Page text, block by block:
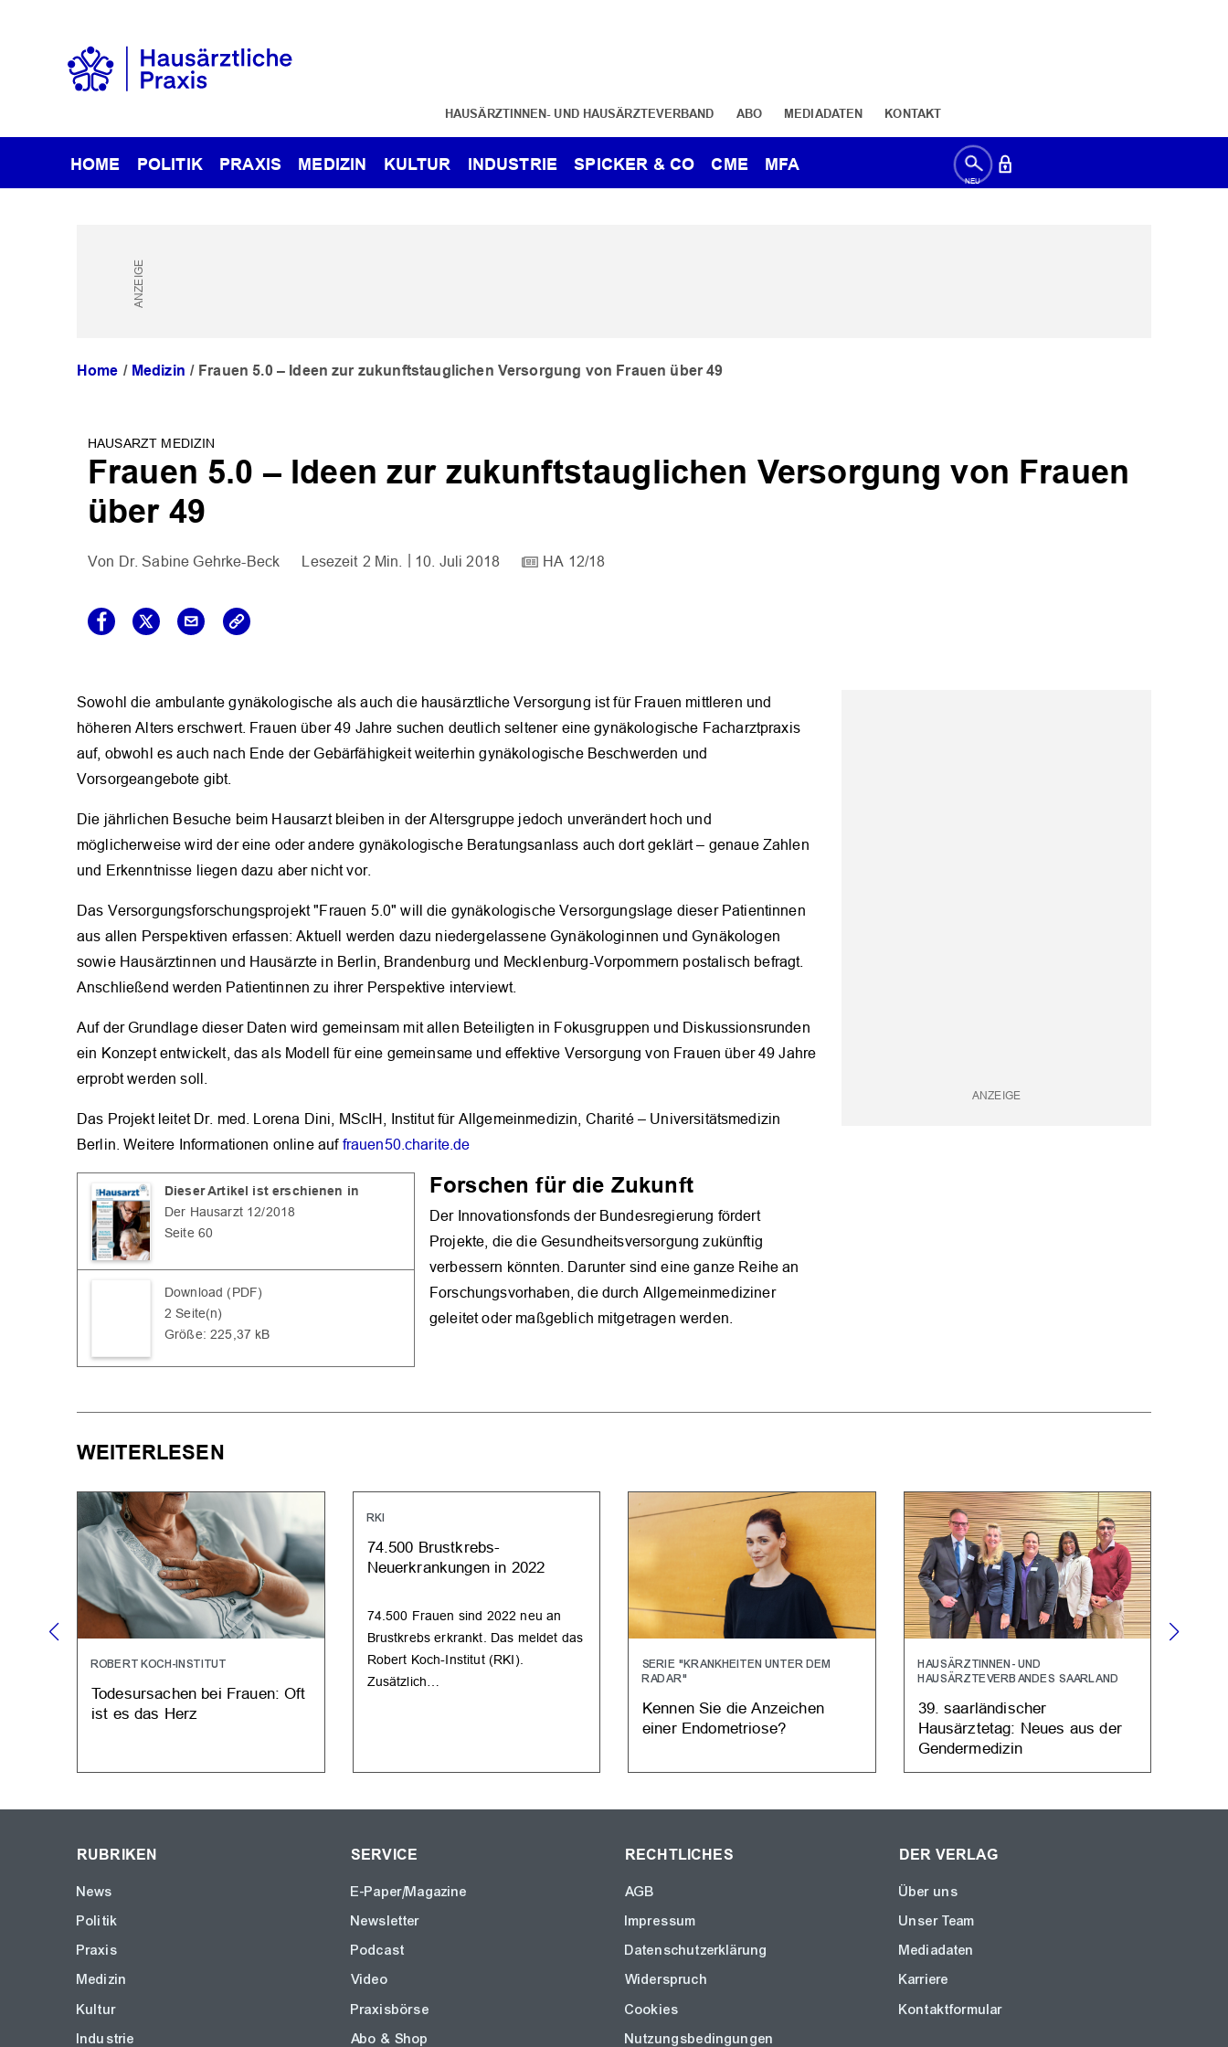
HAUSÄRZTINNEN- UND HAUSÄRZTEVERBAND ABO MEDIADATEN KONTAKT
HOME POLITIK PRAXIS MEDIZIN KULTUR INDUSTRIE SPICKER & CO CME MFA
Home Medizin Frauen 5.0 – Ideen zur zukunftstauglichen Versorgung von Frauen über 49
HAUSARZT MEDIZIN
Frauen 5.0 – Ideen zur zukunftstauglichen Versorgung von Frauen
über 49
Dr. Sabine Gehrke-Beck 2 Min. 10. Juli 2018 HA 12/18
Sowohl die ambulante gynäkologische als auch die hausärztliche Versorgung ist für Frauen mittleren und
höheren Alters erschwert. Frauen über 49 Jahre suchen deutlich seltener eine gynäkologische Facharztpraxis
auf, obwohl es auch nach Ende der Gebärfähigkeit weiterhin gynäkologische Beschwerden und
Vorsorgeangebote gibt.
Die jährlichen Besuche beim Hausarzt bleiben in der Altersgruppe jedoch unverändert hoch und
möglicherweise wird der eine oder andere gynäkologische Beratungsanlass auch dort geklärt – genaue Zahlen
und Erkenntnisse liegen dazu aber nicht vor.
Das Versorgungsforschungsprojekt "Frauen 5.0" will die gynäkologische Versorgungslage dieser Patientinnen
aus allen Perspektiven erfassen: Aktuell werden dazu niedergelassene Gynäkologinnen und Gynäkologen
sowie Hausärztinnen und Hausärzte in Berlin, Brandenburg und Mecklenburg-Vorpommern postalisch befragt.
Anschließend werden Patientinnen zu ihrer Perspektive interviewt.
Auf der Grundlage dieser Daten wird gemeinsam mit allen Beteiligten in Fokusgruppen und Diskussionsrunden
ein Konzept entwickelt, das als Modell für eine gemeinsame und effektive Versorgung von Frauen über 49 Jahre
erprobt werden soll.
Das Projekt leitet Dr. med. Lorena Dini, MScIH, Institut für Allgemeinmedizin, Charité – Universitätsmedizin
Berlin. Weitere Informationen online auf frauen50.charite.de
Dieser Artikel ist erschienen in
Der Hausarzt 12/2018
Seite 60
Download (PDF)
2 Seite(n)
Größe: 225,37 kB
Forschen für die Zukunft
Der Innovationsfonds der Bundesregierung fördert
Projekte, die die Gesundheitsversorgung zukünftig
verbessern könnten. Darunter sind eine ganze Reihe an
Forschungsvorhaben, die durch Allgemeinmediziner
geleitet oder maßgeblich mitgetragen werden.
WEITERLESEN
ROBERT KOCH-INSTITUT
Todesursachen bei Frauen: Oft
ist es das Herz
RKI
74.500 Brustkrebs-
Neuerkrankungen in 2022
74.500 Frauen sind 2022 neu an
Brustkrebs erkrankt. Das meldet das
Robert Koch-Institut (RKI).
Zusätzlich…
SERIE "KRANKHEITEN UNTER DEM
RADAR"
Kennen Sie die Anzeichen
einer Endometriose?
HAUSÄRZTINNEN- UND
HAUSÄRZTEVERBANDES SAARLAND
39. saarländischer
Hausärztetag: Neues aus der
Gendermedizin
RUBRIKEN
News
Politik
Praxis
Medizin
Kultur
Industrie
SERVICE
E-Paper/Magazine
Newsletter
Podcast
Video
Praxisbörse
Abo & Shop
RECHTLICHES
AGB
Impressum
Datenschutzerklärung
Widerspruch
Cookies
Nutzungsbedingungen
DER VERLAG
Über uns
Unser Team
Mediadaten
Karriere
Kontaktformular